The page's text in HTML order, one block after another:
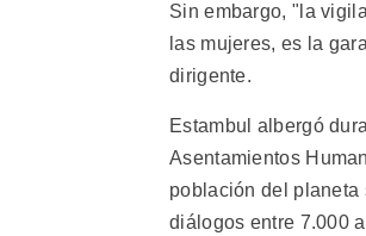
Sin embargo, "la
las mujeres, es la
dirigente.
Estambul albergó
Asentamientos
población del planeta
diálogos entre 7.000